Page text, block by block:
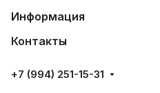
Информация
Контакты
+7 (994) 251-15-31